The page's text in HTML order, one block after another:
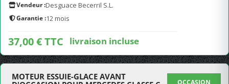
Vendeur :Desguace Becerril S.L.
Garantie :12 mois
37,00 € TTC livraison incluse
MOTEUR ESSUIE-GLACE AVANT
OCCASION